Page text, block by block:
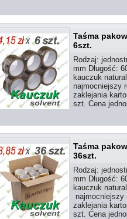
Taśma
6szt.
Rodzaj:
mm Długość:
kauczuk
najmocniejszy
zaklejania
szt. Cena
Taśma
36szt.
Rodzaj:
mm Długość:
kauczuk
najmocniejszy
zaklejania
szt. Cena